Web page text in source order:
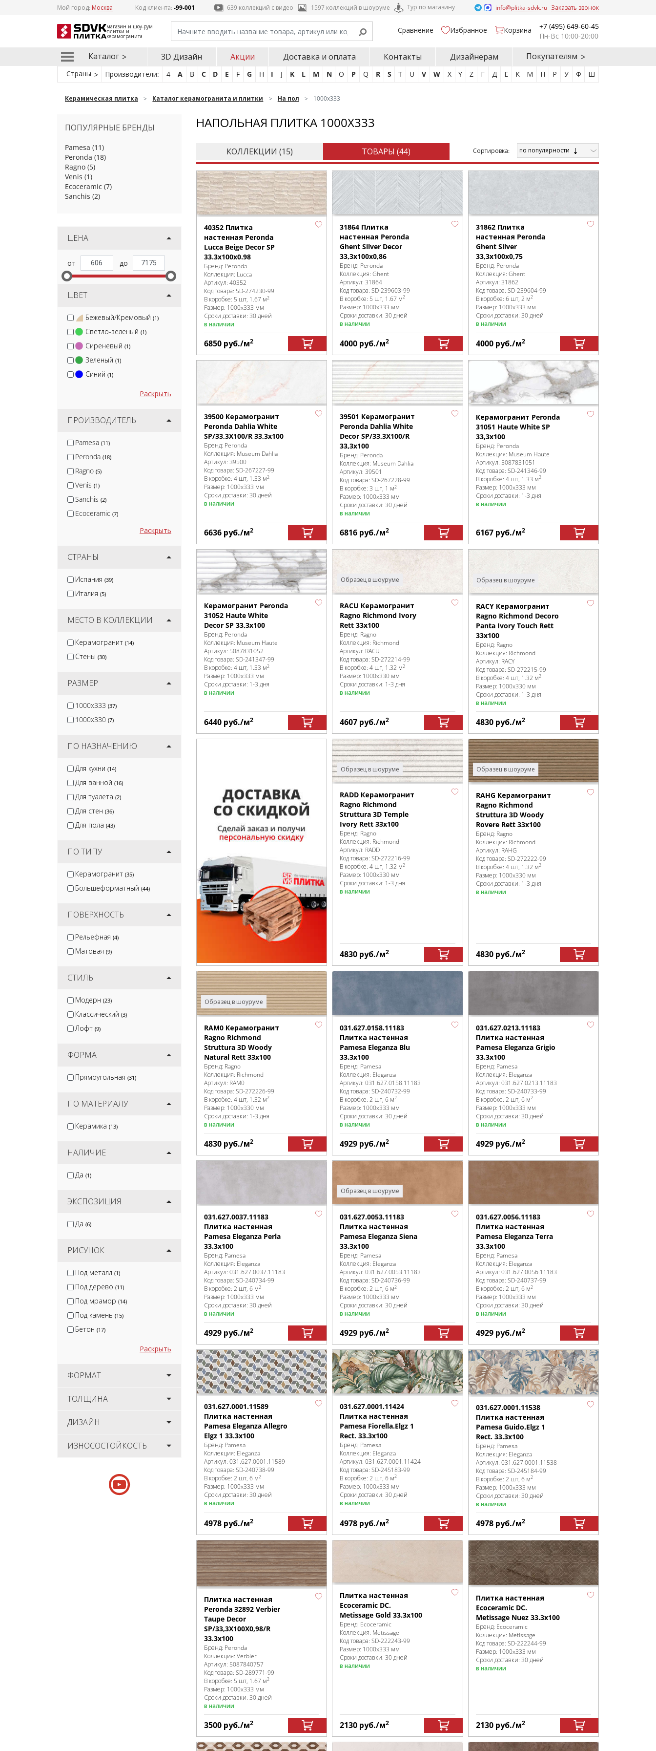
Мой город: Москва Код клиента:-99-001 639 коллекций с видео 1597 коллекций в шоуруме Тур по магазину info@plitka-sdvk.ru Заказать звонок
магазин и шоу-рум
плитки и
керамогранита
Сравнение Избранное Корзина
+7 (495) 649-60-45
Пн-Вс 10:00-20:00
Каталог 3D Дизайн Акции Доставка и оплата Контакты Дизайнерам Покупателям
Страны Производители: 4 A B C D E F G H I J K L M N O P Q R S T U V W X Y Z Г Д Е К М Н Р У Ф Ш
Керамическая плитка Каталог керамогранита и плитки На пол 1000х333
ПОПУЛЯРНЫЕ БРЕНДЫ
Pamesa (11)
Peronda (18)
Ragno (5)
Venis (1)
Ecoceramic (7)
Sanchis (2)
ЦЕНА
ЦВЕТ
Бежевый/Кремовый (1)
Светло-зеленый (1)
Сиреневый (1)
Зеленый (1)
Синий (1)
Раскрыть
ПРОИЗВОДИТЕЛЬ
Pamesa (11)
Peronda (18)
Ragno (5)
Venis (1)
Sanchis (2)
Ecoceramic (7)
Раскрыть
СТРАНЫ
Испания (39)
Италия (5)
МЕСТО В КОЛЛЕКЦИИ
Керамогранит (14)
Стены (30)
РАЗМЕР
1000x333 (37)
1000x330 (7)
ПО НАЗНАЧЕНИЮ
Для кухни (14)
Для ванной (16)
Для туалета (2)
Для стен (36)
Для пола (43)
ПО ТИПУ
Керамогранит (35)
Большеформатный (44)
ПОВЕРХНОСТЬ
Рельефная (4)
Матовая (9)
СТИЛЬ
Модерн (23)
Классический (3)
Лофт (9)
ФОРМА
Прямоугольная (31)
ПО МАТЕРИАЛУ
Керамика (13)
НАЛИЧИЕ
Да (1)
ЭКСПОЗИЦИЯ
Да (6)
РИСУНОК
Под металл (1)
Под дерево (11)
Под мрамор (14)
Под камень (15)
Бетон (17)
Раскрыть
ФОРМАТ
ТОЛЩИНА
ДИЗАЙН
ИЗНОСОСТОЙКОСТЬ
НАПОЛЬНАЯ ПЛИТКА 1000Х333
КОЛЛЕКЦИИ (15) ТОВАРЫ (44) Cортировка: по популярности
40352 Плитка
настенная Peronda
Lucca Beige Decor SP
33.3х100x0.98
Бренд: Peronda
Коллекция: Lucca
Артикул: 40352
Код товара: SD-274230-99
В коробке: 5 шт, 1.67 м2
Размер: 1000x333 мм
Сроки доставки: 30 дней
в наличии
6850 руб./м2
31864 Плитка
настенная Peronda
Ghent Silver Decor
33,3x100x0,86
Бренд: Peronda
Коллекция:Ghent
Артикул:31864
Код товара:SD-239603-99
В коробке: 5 шт, 1.67 м2
Размер: 1000x333 мм
Сроки доставки: 30 дней
в наличии
4000 руб./м2
31862 Плитка
настенная Peronda
Ghent Silver
33,3x100x0,75
Бренд: Peronda
Коллекция: Ghent
Артикул: 31862
Код товара: SD-239604-99
В коробке: 6 шт, 2 м2
Размер: 1000x333 мм
Сроки доставки: 30 дней
в наличии
4000 руб./м2
39500 Керамогранит
Peronda Dahlia White
SP/33,3X100/R 33,3x100
Бренд: Peronda
Коллекция: Museum Dahlia
Артикул: 39500
Код товара: SD-267227-99
В коробке: 4 шт, 1.33 м2
Размер: 1000x333 мм
Сроки доставки: 30 дней
в наличии
6636 руб./м2
39501 Керамогранит
Peronda Dahlia White
Decor SP/33,3X100/R
33,3x100
Бренд: Peronda
Коллекция: Museum Dahlia
Артикул:39501
Код товара:SD-267228-99
В коробке:3 шт, 1 м2
Размер: 1000x333 мм
Сроки доставки: 30 дней
в наличии
6816 руб./м2
Керамогранит Peronda
31051 Haute White SP
33,3x100
Бренд: Peronda
Коллекция: Museum Haute
Артикул: 5087831051
Код товара: SD-241346-99
В коробке: 4 шт, 1.33 м2
Размер: 1000x333 мм
Сроки доставки: 1-3 дня
в наличии
6167 руб./м2
Керамогранит Peronda
31052 Haute White
Decor SP 33,3x100
Бренд: Peronda
Коллекция: Museum Haute
Артикул: 5087831052
Код товара: SD-241347-99
В коробке: 4 шт, 1.33 м2
Размер: 1000x333 мм
Сроки доставки: 1-3 дня
в наличии
6440 руб./м2
Образец в шоуруме
RACU Керамогранит
Ragno Richmond Ivory
Rett 33x100
Бренд: Ragno
Коллекция: Richmond
Артикул: RACU
Код товара:SD-272214-99
В коробке:4 шт, 1.32 м2
Размер: 1000x330 мм
Сроки доставки: 1-3 дня
в наличии
4607 руб./м2
Образец в шоуруме
RACY Керамогранит
Ragno Richmond Decoro
Panta Ivory Touch Rett
33x100
Бренд: Ragno
Коллекция: Richmond
Артикул: RACY
Код товара: SD-272215-99
В коробке: 4 шт, 1.32 м2
Размер: 1000x330 мм
Сроки доставки: 1-3 дня
в наличии
4830 руб./м2
Образец в шоуруме
RADD Керамогранит
Ragno Richmond
Struttura 3D Temple
Ivory Rett 33x100
Бренд: Ragno
Коллекция: Richmond
Артикул: RADD
Код товара:SD-272216-99
В коробке:4 шт, 1.32 м2
Размер: 1000x330 мм
Сроки доставки: 1-3 дня
в наличии
4830 руб./м2
Образец в шоуруме
RAHG Керамогранит
Ragno Richmond
Struttura 3D Woody
Rovere Rett 33x100
Бренд: Ragno
Коллекция: Richmond
Артикул: RAHG
Код товара: SD-272222-99
В коробке: 4 шт, 1.32 м2
Размер: 1000x330 мм
Сроки доставки: 1-3 дня
в наличии
4830 руб./м2
Образец в шоуруме
RAM0 Керамогранит
Ragno Richmond
Struttura 3D Woody
Natural Rett 33x100
Бренд: Ragno
Коллекция: Richmond
Артикул: RAM0
Код товара: SD-272226-99
В коробке: 4 шт, 1.32 м2
Размер: 1000x330 мм
Сроки доставки: 1-3 дня
в наличии
4830 руб./м2
031.627.0158.11183
Плитка настенная
Pamesa Eleganza Blu
33.3x100
Бренд: Pamesa
Коллекция: Eleganza
Артикул:031.627.0158.11183
Код товара:SD-240732-99
В коробке:2 шт, 6 м2
Размер: 1000x333 мм
Сроки доставки: 30 дней
в наличии
4929 руб./м2
031.627.0213.11183
Плитка настенная
Pamesa Eleganza Grigio
33.3x100
Бренд: Pamesa
Коллекция: Eleganza
Артикул: 031.627.0213.11183
Код товара: SD-240733-99
В коробке: 2 шт, 6 м2
Размер: 1000x333 мм
Сроки доставки: 30 дней
в наличии
4929 руб./м2
031.627.0037.11183
Плитка настенная
Pamesa Eleganza Perla
33.3x100
Бренд: Pamesa
Коллекция: Eleganza
Артикул: 031.627.0037.11183
Код товара: SD-240734-99
В коробке: 2 шт, 6 м2
Размер: 1000x333 мм
Сроки доставки: 30 дней
в наличии
4929 руб./м2
Образец в шоуруме
031.627.0053.11183
Плитка настенная
Pamesa Eleganza Siena
33.3x100
Бренд: Pamesa
Коллекция: Eleganza
Артикул:031.627.0053.11183
Код товара:SD-240736-99
В коробке:2 шт, 6 м2
Размер: 1000x333 мм
Сроки доставки: 30 дней
в наличии
4929 руб./м2
031.627.0056.11183
Плитка настенная
Pamesa Eleganza Terra
33.3x100
Бренд: Pamesa
Коллекция: Eleganza
Артикул: 031.627.0056.11183
Код товара: SD-240737-99
В коробке: 2 шт, 6 м2
Размер: 1000x333 мм
Сроки доставки: 30 дней
в наличии
4929 руб./м2
031.627.0001.11589
Плитка настенная
Pamesa Eleganza Allegro
Elgz 1 33.3x100
Бренд: Pamesa
Коллекция: Eleganza
Артикул: 031.627.0001.11589
Код товара: SD-240738-99
В коробке: 2 шт, 6 м2
Размер: 1000x333 мм
Сроки доставки: 30 дней
в наличии
4978 руб./м2
031.627.0001.11424
Плитка настенная
Pamesa Fiorella.Elgz 1
Rect. 33.3x100
Бренд: Pamesa
Коллекция: Eleganza
Артикул:031.627.0001.11424
Код товара:SD-245183-99
В коробке:2 шт, 6 м2
Размер: 1000x333 мм
Сроки доставки: 30 дней
в наличии
4978 руб./м2
031.627.0001.11538
Плитка настенная
Pamesa Guido.Elgz 1
Rect. 33.3x100
Бренд: Pamesa
Коллекция: Eleganza
Артикул: 031.627.0001.11538
Код товара: SD-245184-99
В коробке: 2 шт, 6 м2
Размер: 1000x333 мм
Сроки доставки: 30 дней
в наличии
4978 руб./м2
Плитка настенная
Peronda 32892 Verbier
Taupe Decor
SP/33,3X100X0,98/R
33.3x100
Бренд: Peronda
Коллекция: Verbier
Артикул: 5087840757
Код товара: SD-289771-99
В коробке: 5 шт, 1.67 м2
Размер: 1000x333 мм
Сроки доставки: 30 дней
в наличии
3500 руб./м2
Плитка настенная
Ecoceramic DC.
Metissage Gold 33.3x100
Бренд: Ecoceramic
Коллекция: Metissage
Код товара:SD-222243-99
Размер: 1000x333 мм
Сроки доставки: 30 дней
в наличии
2130 руб./м2
Плитка настенная
Ecoceramic DC.
Metissage Nuez 33.3x100
Бренд: Ecoceramic
Коллекция: Metissage
Код товара: SD-222244-99
Размер: 1000x333 мм
Сроки доставки: 30 дней
в наличии
2130 руб./м2